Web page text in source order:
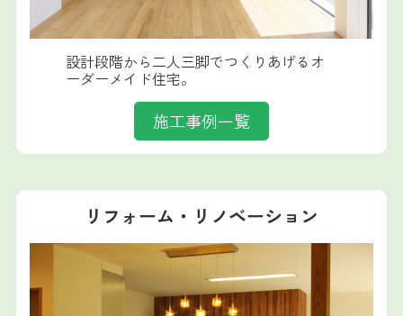
設計段階から二人三脚でつくりあげるオ
ーダーメイド住宅。
施工事例一覧
リフォーム・リノベーション